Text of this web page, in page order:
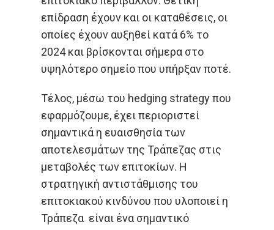
επίδραση έχουν και οι καταθέσεις, οι
οποίες έχουν αυξηθεί κατά 6% το
2024 και βρίσκονται σήμερα στο
υψηλότερο σημείο που υπήρξαν ποτέ.
Τέλος, μέσω του hedging strategy που
εφαρμόζουμε, έχει περιοριστεί
σημαντικά η ευαισθησία των
αποτελεσμάτων της Τράπεζας στις
μεταβολές των επιτοκίων. Η
στρατηγική αντιστάθμισης του
επιτοκιακού κινδύνου που υλοποιεί η
Τράπεζα είναι ένα σημαντικό